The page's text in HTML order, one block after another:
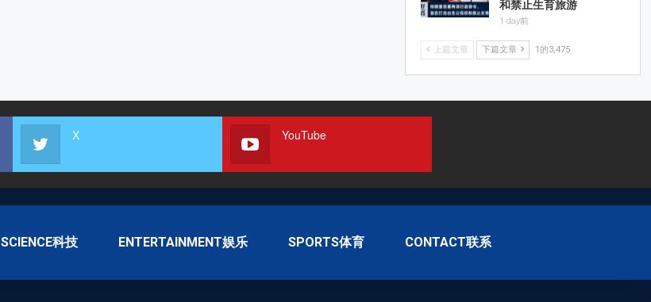
和禁止生育旅游
1 day前
上篇文章 下篇文章 1的3,475
X YouTube
SCIENCE科技 ENTERTAINMENT娱乐 SPORTS体育 CONTACT联系